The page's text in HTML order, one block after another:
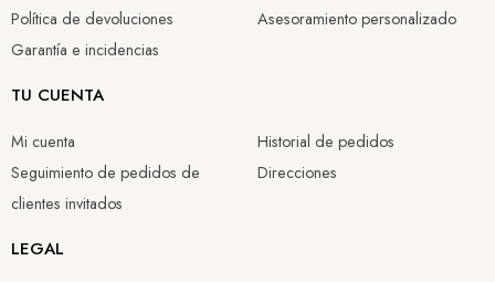
Política de devoluciones
Garantía e incidencias
Asesoramiento personalizado
TU CUENTA
Mi cuenta
Seguimiento de pedidos de
clientes invitados
Historial de pedidos
Direcciones
LEGAL